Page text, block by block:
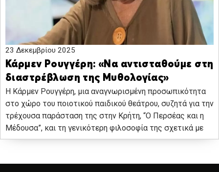
23 Δεκεμβρίου 2025
Κάρμεν Ρουγγέρη: «Να αντισταθούμε στη
διαστρέβλωση της Μυθολογίας»
Η Κάρμεν Ρουγγέρη, μια αναγνωρισμένη προσωπικότητα
στο χώρο του ποιοτικού παιδικού θεάτρου, συζητά για την
τρέχουσα παράσταση της στην Κρήτη, “Ο Περσέας και η
Μέδουσα”, και τη γενικότερη φιλοσοφία της σχετικά με